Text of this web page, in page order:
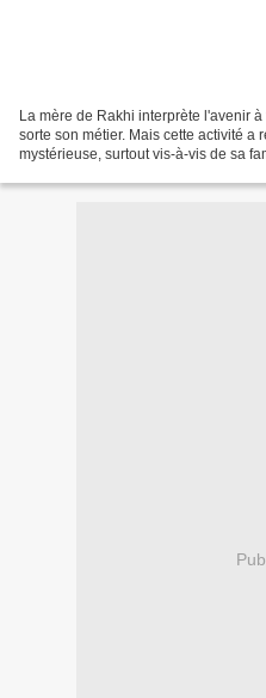
La mère de Rakhi interprète l'avenir
sorte son métier. Mais cette activité a
mystérieuse, surtout vis-à-vis de sa